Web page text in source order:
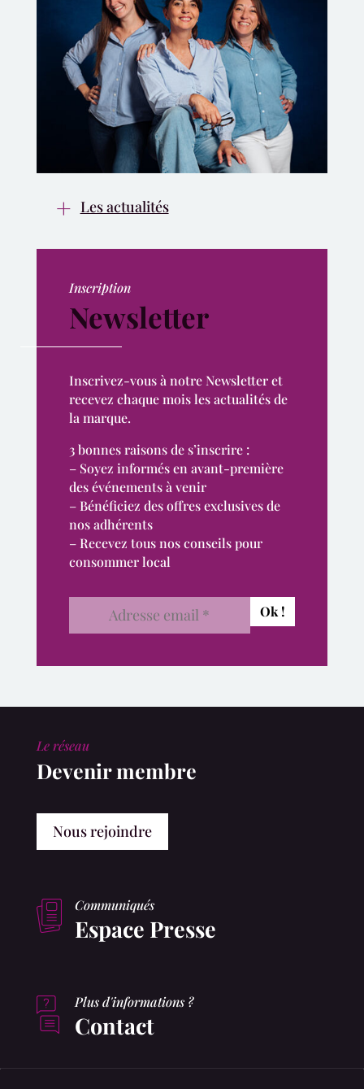
Les actualités
Inscription
Newsletter
Inscrivez-vous à notre Newsletter et
recevez chaque mois les actualités de
la marque.
3 bonnes raisons de s’inscrire :
– Soyez informés en avant-première
des événements à venir
– Bénéficiez des offres exclusives de
nos adhérents
– Recevez tous nos conseils pour
consommer local
Le réseau
Devenir membre
Nous rejoindre
Communiqués
Espace Presse
Plus d'informations ?
Contact